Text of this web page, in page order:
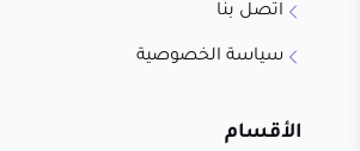
اتصل بنا
سياسة الخصوصية
الأقسام